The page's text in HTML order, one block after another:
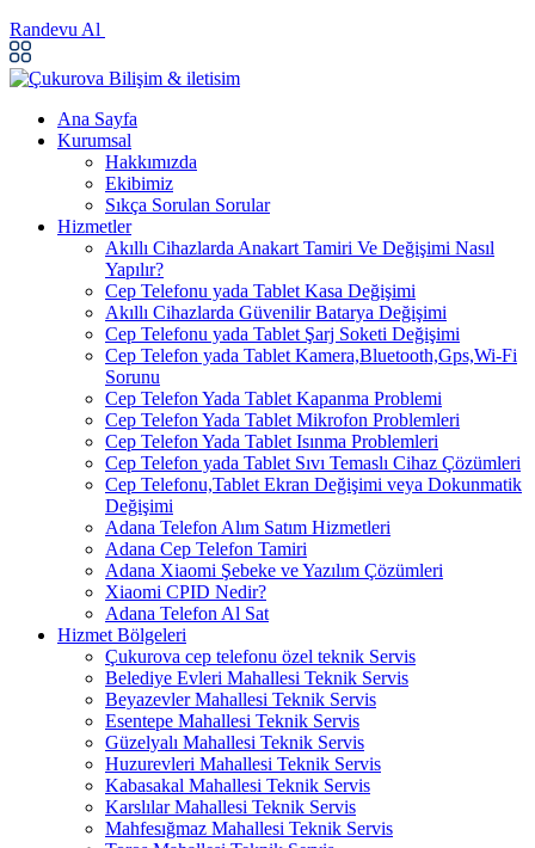
Randevu Al
Ana Sayfa
Kurumsal
Hakkımızda
Ekibimiz
Sıkça Sorulan Sorular
Hizmetler
Akıllı Cihazlarda Anakart Tamiri Ve Değişimi Nasıl
Yapılır?
Cep Telefonu yada Tablet Kasa Değişimi
Akıllı Cihazlarda Güvenilir Batarya Değişimi
Cep Telefonu yada Tablet Şarj Soketi Değişimi
Cep Telefon yada Tablet Kamera,Bluetooth,Gps,Wi-Fi
Sorunu
Cep Telefon Yada Tablet Kapanma Problemi
Cep Telefon Yada Tablet Mikrofon Problemleri
Cep Telefon Yada Tablet Isınma Problemleri
Cep Telefon yada Tablet Sıvı Temaslı Cihaz Çözümleri
Cep Telefonu,Tablet Ekran Değişimi veya Dokunmatik
Değişimi
Adana Telefon Alım Satım Hizmetleri
Adana Cep Telefon Tamiri
Adana Xiaomi Şebeke ve Yazılım Çözümleri
Xiaomi CPID Nedir?
Adana Telefon Al Sat
Hizmet Bölgeleri
Çukurova cep telefonu özel teknik Servis
Belediye Evleri Mahallesi Teknik Servis
Beyazevler Mahallesi Teknik Servis
Esentepe Mahallesi Teknik Servis
Güzelyalı Mahallesi Teknik Servis
Huzurevleri Mahallesi Teknik Servis
Kabasakal Mahallesi Teknik Servis
Karslılar Mahallesi Teknik Servis
Mahfesığmaz Mahallesi Teknik Servis